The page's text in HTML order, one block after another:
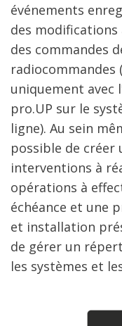
événements
des
des commandes
uniquement
pro.UP sur le
ligne). Au sein
possible de créer
interventions à
opérations à
échéance et une
et installation
de gérer un
les systèmes et